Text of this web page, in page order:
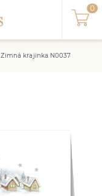
Zimná krajinka N0037